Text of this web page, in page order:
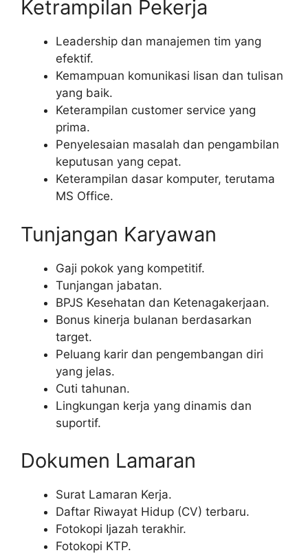
Ketrampilan Pekerja
Leadership dan manajemen tim yang
efektif.
Kemampuan komunikasi lisan dan tulisan
yang baik.
Keterampilan customer service yang
prima.
Penyelesaian masalah dan pengambilan
keputusan yang cepat.
Keterampilan dasar komputer, terutama
MS Office.
Tunjangan Karyawan
Gaji pokok yang kompetitif.
Tunjangan jabatan.
BPJS Kesehatan dan Ketenagakerjaan.
Bonus kinerja bulanan berdasarkan
target.
Peluang karir dan pengembangan diri
yang jelas.
Cuti tahunan.
Lingkungan kerja yang dinamis dan
suportif.
Dokumen Lamaran
Surat Lamaran Kerja.
Daftar Riwayat Hidup (CV) terbaru.
Fotokopi Ijazah terakhir.
Fotokopi KTP.